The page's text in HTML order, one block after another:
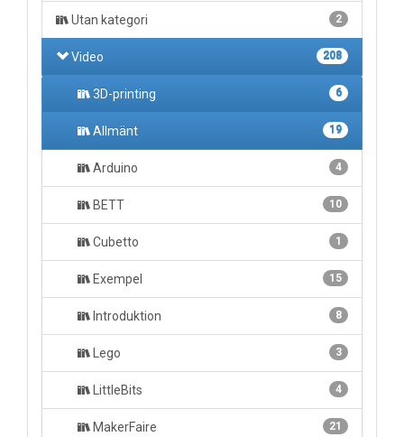
2
Utan kategori
208
Video
6
3D-printing
19
Allmänt
4
Arduino
10
BETT
1
Cubetto
15
Exempel
8
Introduktion
3
Lego
4
LittleBits
21
MakerFaire